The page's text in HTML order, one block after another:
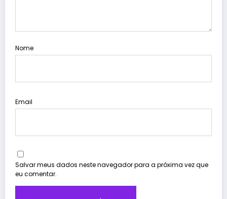
Nome
Email
Salvar meus dados neste navegador para a próxima vez que
eu comentar.